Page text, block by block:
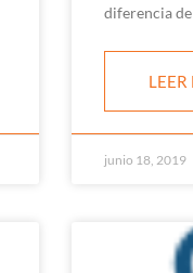
diferencia
LEER
junio 18, 2019